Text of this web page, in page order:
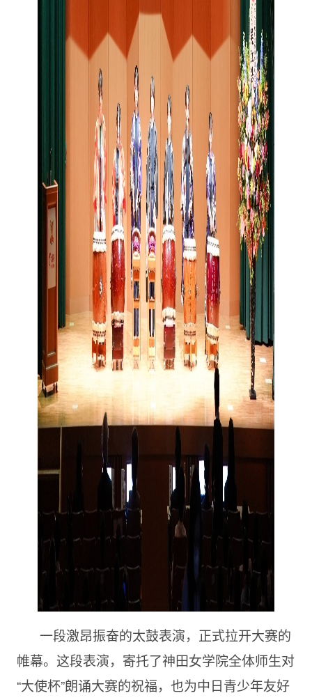
一段激昂振奋的太鼓表演，正式拉开大赛的
帷幕。这段表演，寄托了神田女学院全体师生对
“大使杯”朗诵大赛的祝福，也为中日青少年友好